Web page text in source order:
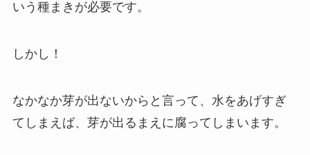
いう種まきが必要です。
しかし！
なかなか芽が出ないからと言って、水をあげすぎ
てしまえば、芽が出るまえに腐ってしまいます。